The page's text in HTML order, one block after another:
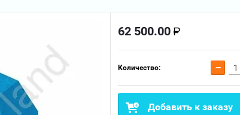
62 500.00
Количество: −
Добавить к заказу